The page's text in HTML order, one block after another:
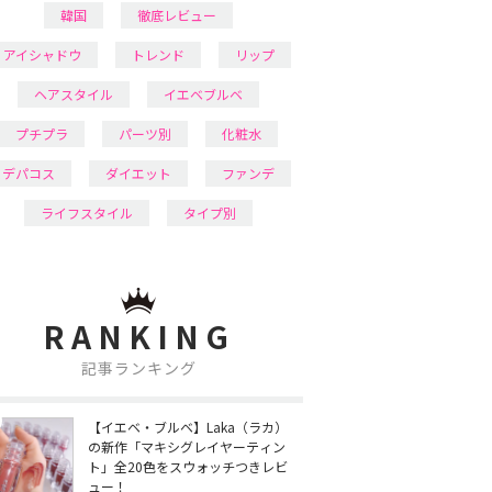
韓国 徹底レビュー
アイシャドウ トレンド リップ
ヘアスタイル イエベブルベ
プチプラ パーツ別 化粧水
デパコス ダイエット ファンデ
ライフスタイル タイプ別
RANKING
記事ランキング
【イエベ・ブルベ】Laka（ラカ）
の新作「マキシグレイヤーティン
ト」全20色をスウォッチつきレビ
ュー！